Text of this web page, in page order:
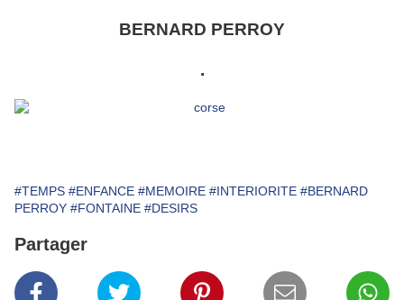
BERNARD PERROY
.
#TEMPS #ENFANCE #MEMOIRE #INTERIORITE #BERNARD
PERROY #FONTAINE #DESIRS
Partager